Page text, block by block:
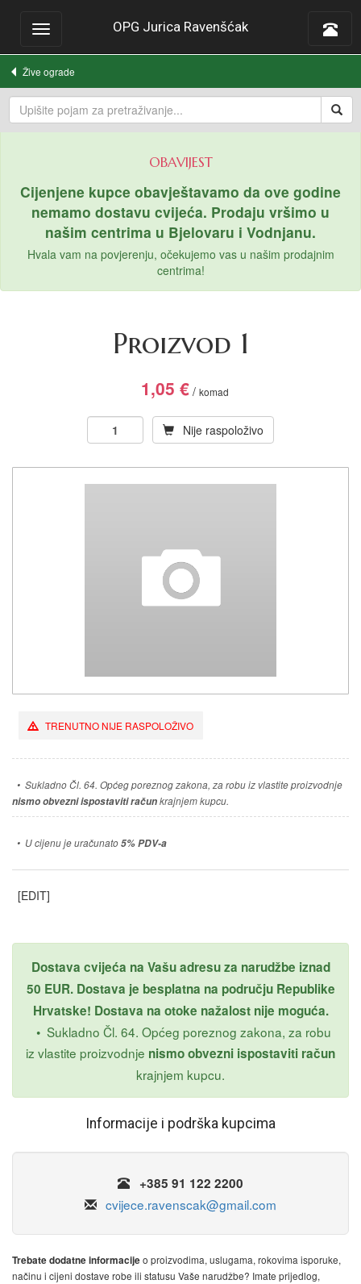
Toggle
OPG Jurica Ravenšćak
Žive ograde
OBAVIJEST
Cijenjene kupce obavještavamo da ove godine
nemamo dostavu cvijeća. Prodaju vršimo u
našim centrima u Bjelovaru i Vodnjanu.
Hvala vam na povjerenju, očekujemo vas u našim prodajnim
centrima!
Proizvod 1
1,05 €/ komad
Nije raspoloživo
TRENUTNO NIJE RASPOLOŽIVO
• Sukladno Čl. 64. Općeg poreznog zakona, za robu iz vlastite proizvodnje
nismo obvezni ispostaviti računkrajnjem kupcu.
• U cijenu je uračunato5% PDV-a
[EDIT]
Dostava cvijeća na Vašu adresu za narudžbe iznad
50 EUR. Dostava je besplatna na području Republike
Hrvatske! Dostava na otoke nažalost nije moguća.
• Sukladno Čl. 64. Općeg poreznog zakona, za robu
iz vlastite proizvodnje nismo obvezni ispostaviti račun
krajnjem kupcu.
Informacije i podrška kupcima
+385 91 122 2200
cvijece.ravenscak@gmail.com
Trebate dodatne informacijeo proizvodima, uslugama, rokovima isporuke,
načinu i cijeni dostave robe ili statusu Vaše narudžbe? Imate prijedlog,